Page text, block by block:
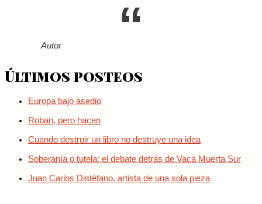
Autor
Últimos posteos
Europa bajo asedio
Roban, pero hacen
Cuando destruir un libro no destruye una idea
Soberanía o tutela: el debate detrás de Vaca Muerta Sur
Juan Carlos Distéfano, artista de una sola pieza